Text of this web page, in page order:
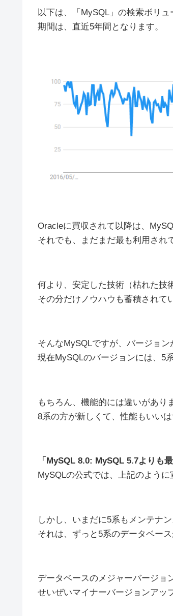
以下は、「MySQL」の検索ボリュ
期間は、直近5年間となります。
Oracleに買収されて以降は、
それでも、まだまだ最も利用され
何より、安定した技術（枯れた技
その分だけノウハウも蓄積されて
そんなMySQLですが、バージョン
現在MySQLのバージョンには、5
もちろん、機能的には違いがあり
8系の方が新しくて、性能もいいは
「MySQL 8.0: MySQL 5.7よりも
MySQLの公式では、上記のように
しかし、いまだに5系もメンテナン
それは、ずっと5系のデータベー
データベースのメジャーバージョ
せいぜいマイナーバージョンアッ